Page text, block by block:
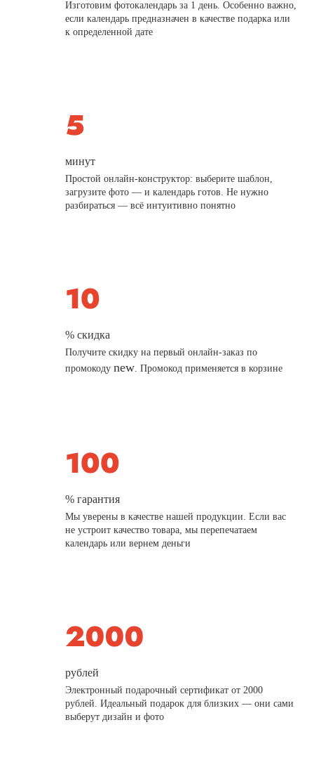
Изготовим фотокалендарь за 1 день. Особенно важно,
если календарь предназначен в качестве подарка или
к определенной дате
минут
Простой онлайн-конструктор: выберите шаблон,
загрузите фото — и календарь готов. Не нужно
разбираться — всё интуитивно понятно
% скидка
Получите скидку на первый онлайн-заказ по
промокодуnew. Промокод применяется в корзине
% гарантия
Мы уверены в качестве нашей продукции. Если вас
не устроит качество товара, мы перепечатаем
календарь или вернем деньги
рублей
Электронный подарочный сертификат от 2000
рублей. Идеальный подарок для близких — они сами
выберут дизайн и фото